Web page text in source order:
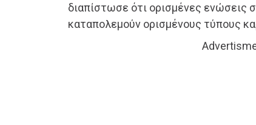
διαπίστωσε ότι ορισμένες ενώσεις
καταπολεμούν ορισμένους τύπους